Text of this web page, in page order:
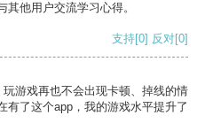
他用户交流学习心得。
支持[0] 反对[0]
游戏再也不会出现卡顿、掉线的情
有了这个app，我的游戏水平提升了